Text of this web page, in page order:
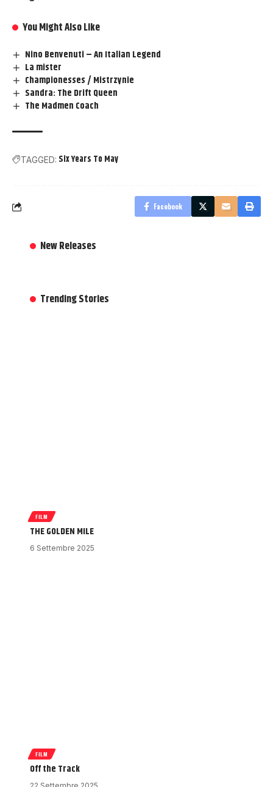
You Might Also Like
Nino Benvenuti – An Italian Legend
La mister
Championesses / Mistrzynie
Sandra: The Drift Queen
The Madmen Coach
TAGGED: Six Years To May
Facebook
New Releases
Trending Stories
FILM
THE GOLDEN MILE
6 Settembre 2025
FILM
Off the Track